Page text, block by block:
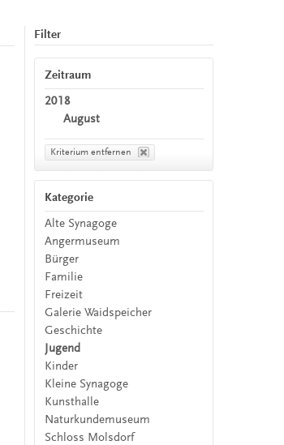
Filter
Zeitraum
2018
August
Kriterium entfernen
Kategorie
Alte Synagoge
Angermuseum
Bürger
Familie
Freizeit
Galerie Waidspeicher
Geschichte
Jugend
Kinder
Kleine Synagoge
Kunsthalle
Naturkundemuseum
Schloss Molsdorf